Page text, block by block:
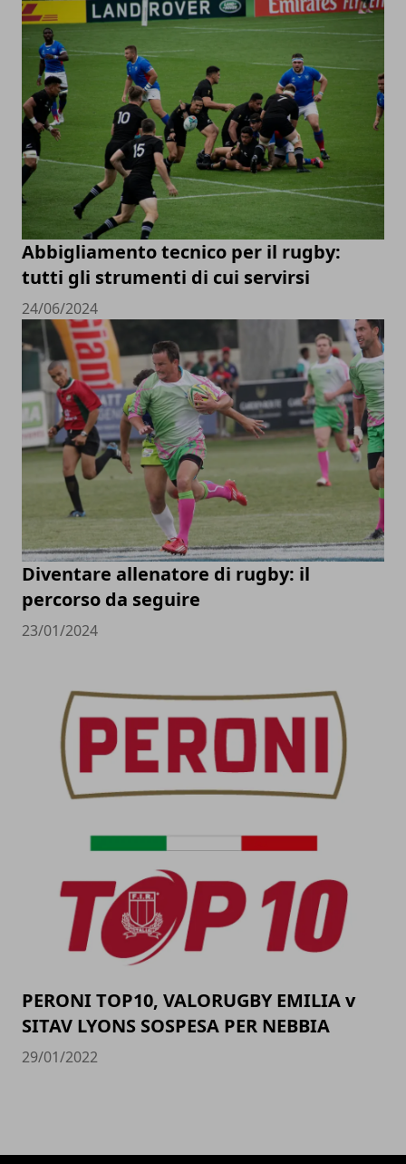
Abbigliamento tecnico per il rugby:
tutti gli strumenti di cui servirsi
24/06/2024
Diventare allenatore di rugby: il
percorso da seguire
23/01/2024
PERONI TOP10, VALORUGBY EMILIA v
SITAV LYONS SOSPESA PER NEBBIA
29/01/2022